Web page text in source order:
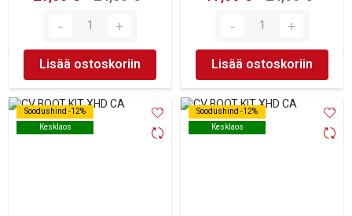
Lisää ostoskoriin Lisää ostoskoriin
Soodushind -12%
Kesklaos
Soodushind -12%
Kesklaos
Soodushind -12%
Kesklaos
Soodushind -12%
Kesklaos